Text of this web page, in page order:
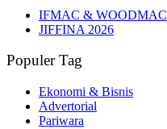
IFMAC & WOODMAC
JIFFINA 2026
Populer Tag
Ekonomi & Bisnis
Advertorial
Pariwara